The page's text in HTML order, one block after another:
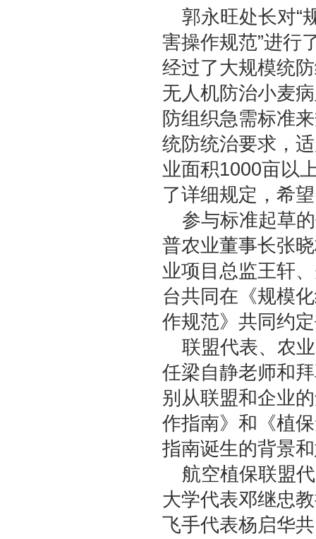
郭永旺处长对“
害操作规范”进行
经过了大规模统
无人机防治小麦
防组织急需标准
统防统治要求，
业面积1000亩以
了详细规定，希
参与标准起草
普农业董事长张
业项目总监王轩
台共同在《规模
作规范》共同约
联盟代表、农
任梁自静老师和
别从联盟和企业
作指南》和《植
指南诞生的背景
航空植保联盟
大学代表邓继忠
飞手代表杨启华